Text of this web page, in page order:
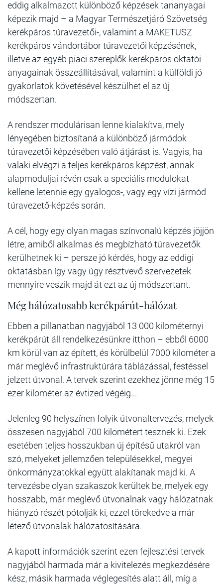
eddig alkalmazott különböző képzések tananyagai
képezik majd – a Magyar Természetjáró Szövetség
kerékpáros túravezetői-, valamint a MAKETUSZ
kerékpáros vándortábor túravezetői képzésének,
illetve az egyéb piaci szereplők kerékpáros oktatói
anyagainak összeállításával, valamint a külföldi jó
gyakorlatok követésével készülhet el az új
módszertan.
A rendszer modulárisan lenne kialakítva, mely
lényegében biztosítaná a különböző jármódok
túravezetői képzésében való átjárást is. Vagyis, ha
valaki elvégzi a teljes kerékpáros képzést, annak
alapmoduljai révén csak a speciális modulokat
kellene letennie egy gyalogos-, vagy egy vízi jármód
túravezető-képzés során.
A cél, hogy egy olyan magas színvonalú képzés jöjjön
létre, amiből alkalmas és megbízható túravezetők
kerülhetnek ki – persze jó kérdés, hogy az eddigi
oktatásban így vagy úgy résztvevő szervezetek
mennyire veszik majd át ezt az új módszertant.
Még hálózatosabb kerékpárút-hálózat
Ebben a pillanatban nagyjából 13 000 kilométernyi
kerékpárút áll rendelkezésünkre itthon – ebből 6000
km körül van az épített, és körülbelül 7000 kilométer a
már meglévő infrastruktúrára táblázással, festéssel
jelzett útvonal. A tervek szerint ezekhez jönne még 15
ezer kilométer az évtized végéig...
Jelenleg 90 helyszínen folyik útvonaltervezés, melyek
összesen nagyjából 700 kilométert tesznek ki. Ezek
esetében teljes hosszukban új építésű utakról van
szó, melyeket jellemzően településekkel, megyei
önkormányzatokkal együtt alakítanak majd ki. A
tervezésbe olyan szakaszok kerültek be, melyek egy
hosszabb, már meglévő útvonalnak vagy hálózatnak
hiányzó részét pótolják ki, ezzel törekedve a már
létező útvonalak hálózatosítására.
A kapott információk szerint ezen fejlesztési tervek
nagyjából harmada már a kivitelezés megkezdésére
kész, másik harmada véglegesítés alatt áll, míg a